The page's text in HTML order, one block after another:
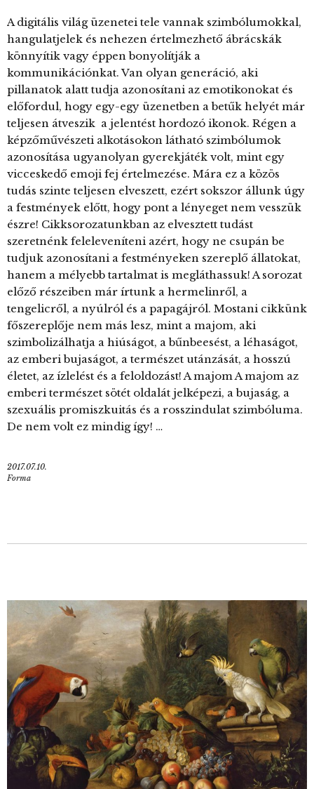
A digitális világ üzenetei tele vannak szimbólumokkal,
hangulatjelek és nehezen értelmezhető ábrácskák
könnyítik vagy éppen bonyolítják a
kommunikációnkat. Van olyan generáció, aki
pillanatok alatt tudja azonosítani az emotikonokat és
előfordul, hogy egy-egy üzenetben a betűk helyét már
teljesen átveszik a jelentést hordozó ikonok. Régen a
képzőművészeti alkotásokon látható szimbólumok
azonosítása ugyanolyan gyerekjáték volt, mint egy
vicceskedő emoji fej értelmezése. Mára ez a közös
tudás szinte teljesen elveszett, ezért sokszor állunk úgy
a festmények előtt, hogy pont a lényeget nem vesszük
észre! Cikksorozatunkban az elvesztett tudást
szeretnénk feleleveníteni azért, hogy ne csupán be
tudjuk azonosítani a festményeken szereplő állatokat,
hanem a mélyebb tartalmat is megláthassuk! A sorozat
előző részeiben már írtunk a hermelinről, a
tengelicről, a nyúlról és a papagájról. Mostani cikkünk
főszereplője nem más lesz, mint a majom, aki
szimbolizálhatja a hiúságot, a bűnbeesést, a léhaságot,
az emberi bujaságot, a természet utánzását, a hosszú
életet, az ízlelést és a feloldozást! A majom A majom az
emberi természet sötét oldalát jelképezi, a bujaság, a
szexuális promiszkuitás és a rosszindulat szimbóluma.
De nem volt ez mindig így! …
2017.07.10.
Forma